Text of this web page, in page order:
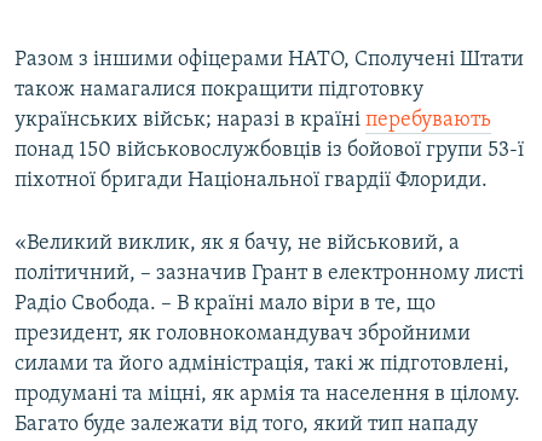
Разом з іншими офіцерами НАТО, Сполучені Штати
також намагалися покращити підготовку
українських військ; наразі в країні перебувають
понад 150 військовослужбовців із бойової групи 53-ї
піхотної бригади Національної гвардії Флориди.
«Великий виклик, як я бачу, не військовий, а
політичний, – зазначив Грант в електронному листі
Радіо Свобода. – В країні мало віри в те, що
президент, як головнокомандувач збройними
силами та його адміністрація, такі ж підготовлені,
продумані та міцні, як армія та населення в цілому.
Багато буде залежати від того, який тип нападу